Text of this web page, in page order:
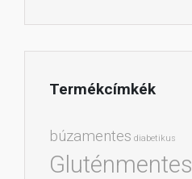
Termékcímkék
búzamentes diabetikus
Gluténmentes